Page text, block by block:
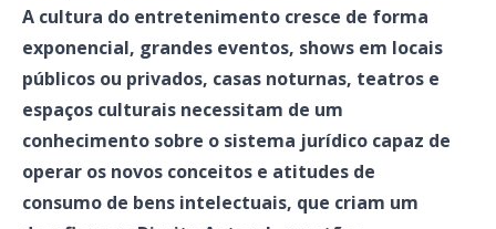
A cultura do entretenimento cresce de forma
exponencial, grandes eventos, shows em locais
públicos ou privados, casas noturnas, teatros e
espaços culturais necessitam de um
conhecimento sobre o sistema jurídico capaz de
operar os novos conceitos e atitudes de
consumo de bens intelectuais, que criam um